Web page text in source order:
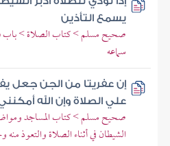
يسمع التأذين
صحيح مسلم > كتاب الصلاة > باب
سماعه
إن عفريتا من الجن جعل
علي الصلاة وإن الله
صحيح مسلم > كتاب المساجد
الشيطان في أثناء الصلاة والتعوذ